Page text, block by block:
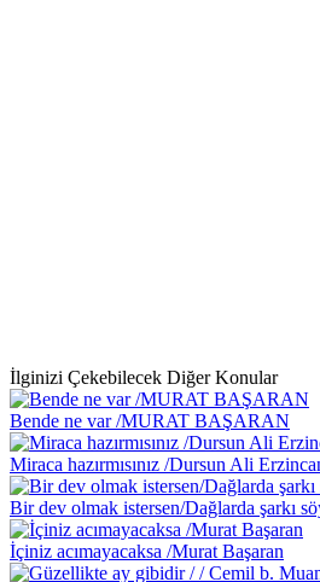
İlginizi Çekebilecek Diğer Konular
Bende ne var /MURAT BAŞARAN
Miraca hazırmısınız /Dursun Ali
Bir dev olmak istersen/Dağlarda şarkı
İçiniz acımayacaksa /Murat Başaran